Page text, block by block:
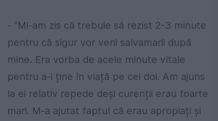
- “Mi-am zis că trebuie să rezist 2-3 minute
pentru că sigur vor veni salvamarii după
mine. Era vorba de acele minute vitale
pentru a-i ține în viață pe cei doi. Am ajuns
la ei relativ repede deși curenții erau foarte
mari. M-a ajutat faptul că erau apropiați și